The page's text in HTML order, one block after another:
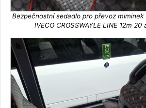
Bezpečnostní sedadlo pro převoz
IVECO CROSSWAYLE LINE 12m